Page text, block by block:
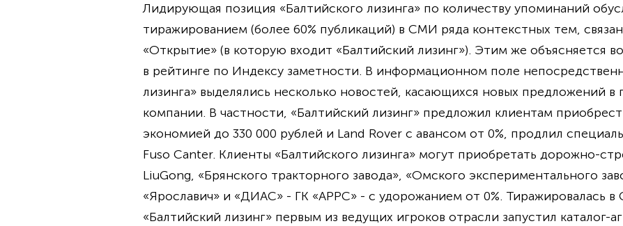
Лидирующая позиция «Балтийского лизинга» по количеству упоминаний
тиражированием (более 60% публикаций) в СМИ ряда контекстных тем,
«Открытие» (в которую входит «Балтийский лизинг»). Этим же объясняется
в рейтинге по Индексу заметности. В информационном поле
лизинга» выделялись несколько новостей, касающихся новых предложений в
компании. В частности, «Балтийский лизинг» предложил клиентам
экономией до 330 000 рублей и Land Rover с авансом от 0%, продлил
Fuso Canter. Клиенты «Балтийского лизинга» могут приобретать дорожно-
LiuGong, «Брянского тракторного завода», «Омского экспериментального
«Ярославич» и «ДИАС» - ГК «АРРС» - с удорожанием от 0%. Тиражировалась
«Балтийский лизинг» первым из ведущих игроков отрасли запустил каталог-